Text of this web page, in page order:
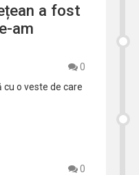
a fost
am
0
o veste de care
0